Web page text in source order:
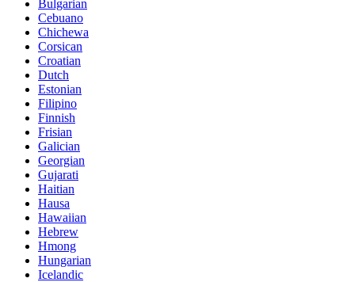
Bulgarian
Cebuano
Chichewa
Corsican
Croatian
Dutch
Estonian
Filipino
Finnish
Frisian
Galician
Georgian
Gujarati
Haitian
Hausa
Hawaiian
Hebrew
Hmong
Hungarian
Icelandic